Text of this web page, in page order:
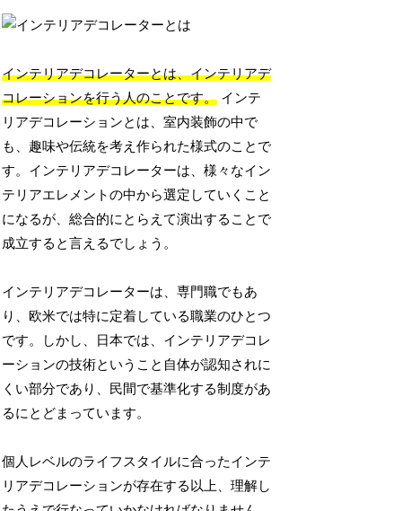
インテリアデコレーターとは、インテリアデ
コレーションを行う人のことです。 インテ
リアデコレーションとは、室内装飾の中で
も、趣味や伝統を考え作られた様式のことで
す。インテリアデコレーターは、様々なイン
テリアエレメントの中から選定していくこと
になるが、総合的にとらえて演出することで
成立すると言えるでしょう。
インテリアデコレーターは、専門職でもあ
り、欧米では特に定着している職業のひとつ
です。しかし、日本では、インテリアデコレ
ーションの技術ということ自体が認知されに
くい部分であり、民間で基準化する制度があ
るにとどまっています。
個人レベルのライフスタイルに合ったインテ
リアデコレーションが存在する以上、理解し